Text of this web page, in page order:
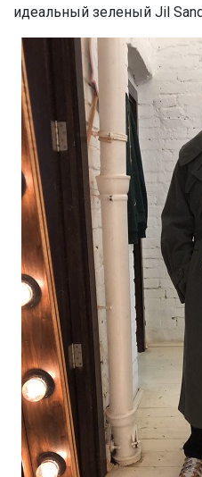
идеальный зеленый Jil